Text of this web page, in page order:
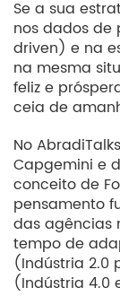
Se a sua
nos dados
driven) e na
na mesma
feliz e
ceia de
No
Capgemini e
conceito de
pensamento
das agências
tempo de
(Indústria 2.0
(Indústria 4.0